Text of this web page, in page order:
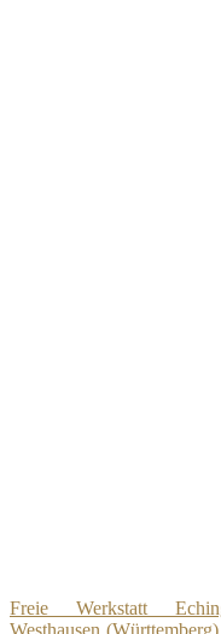
Freie Werkstatt
Westhausen (Württemberg)